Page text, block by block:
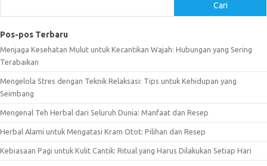
Cari
Pos-pos Terbaru
Menjaga Kesehatan Mulut untuk Kecantikan Wajah: Hubungan yang Sering
Terabaikan
Mengelola Stres dengan Teknik Relaksasi: Tips untuk Kehidupan yang
Seimbang
Mengenal Teh Herbal dari Seluruh Dunia: Manfaat dan Resep
Herbal Alami untuk Mengatasi Kram Otot: Pilihan dan Resep
Kebiasaan Pagi untuk Kulit Cantik: Ritual yang Harus Dilakukan Setiap Hari